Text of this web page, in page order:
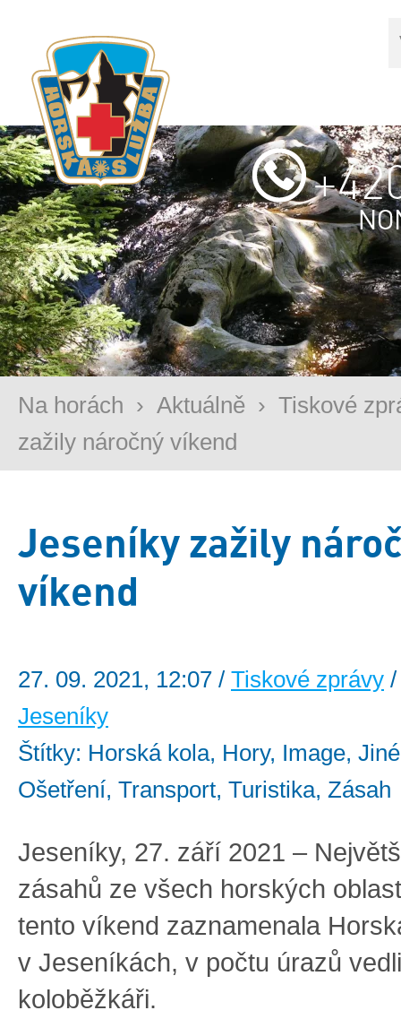
Na horách › Aktuálně › Tiskové
zažily náročný víkend
Jeseníky zažily
víkend
27. 09. 2021, 12:07 / Tiskové zprávy
Jeseníky
Štítky: Horská kola, Hory, Image,
Ošetření, Transport, Turistika, Zásah
Jeseníky, 27. září 2021 –
zásahů ze všech horských
tento víkend zaznamenala
v Jeseníkách, v počtu úrazů
koloběžkáři.